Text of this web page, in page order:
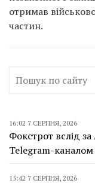
отримав
частин.
16:02 7 СЕРПНЯ, 2026
Фокстрот вслід
Telegram-каналом
15:42 7 СЕРПНЯ, 2026